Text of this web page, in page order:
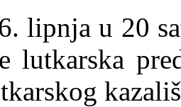
lipnja u 20
lutkarska